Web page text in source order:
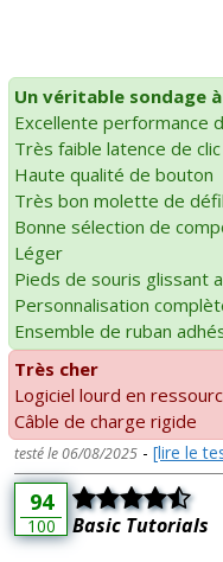
Un véritable sondage à
Excellente performance
Très faible latence de clic
Haute qualité de bouton
Très bon molette de
Bonne sélection de
Léger
Pieds de souris glissant
Personnalisation
Ensemble de ruban
Très cher
Logiciel lourd en
Câble de charge rigide
testé le 06/08/2025 - [lire le
94
100 Basic Tutorials